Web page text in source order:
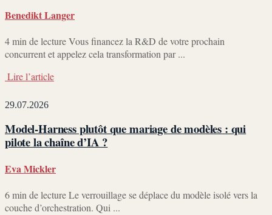
Benedikt Langer
4 min de lecture Vous financez la R&D de votre prochain
concurrent et appelez cela transformation par ...
Lire l’article
29.07.2026
Model-Harness plutôt que mariage de modèles : qui
pilote la chaîne d’IA ?
Eva Mickler
6 min de lecture Le verrouillage se déplace du modèle isolé vers la
couche d’orchestration. Qui ...